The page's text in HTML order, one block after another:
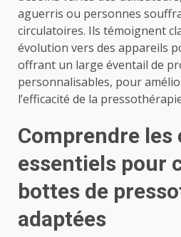
aguerris ou personnes
circulatoires. Ils témoignent
évolution vers des appareils
offrant un large éventail de
personnalisables, pour
l’efficacité de la
Comprendre
essentiels pour
bottes de
adaptées